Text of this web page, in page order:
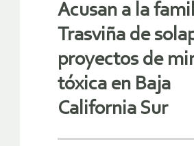
Acusan a la
Trasviña de
proyectos de
tóxica en Baja
California Sur